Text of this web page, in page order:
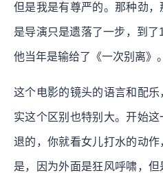
但是我是有尊严的。那种劲
是导演只是遗落了一步，到了
他当年是输给了《一次别离》。
这个电影的镜头的语言和配
实这个区别也特别大。开始
退的，你就看女儿打水的动
是，因为外面是狂风呼啸，